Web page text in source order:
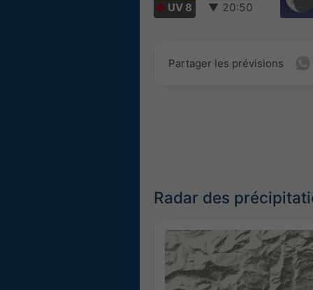
UV 8
▼ 20:50
Partager les prévisions
Radar des